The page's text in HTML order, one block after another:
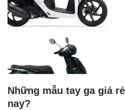
Những mẫu tay ga giá
nay?